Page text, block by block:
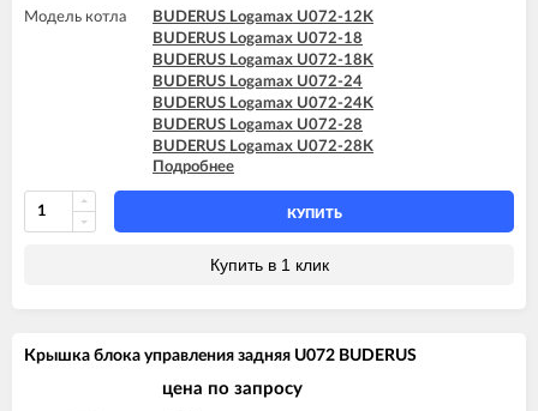
Модель котла
BUDERUS Logamax U072-12K
BUDERUS Logamax U072-18
BUDERUS Logamax U072-18K
BUDERUS Logamax U072-24
BUDERUS Logamax U072-24K
BUDERUS Logamax U072-28
BUDERUS Logamax U072-28K
BUDERUS Logamax U072-35
BUDERUS Logamax U072-35K
Подробнее
КУПИТЬ
Купить в 1 клик
Крышка блока управления задняя U072 BUDERUS
цена по запросу